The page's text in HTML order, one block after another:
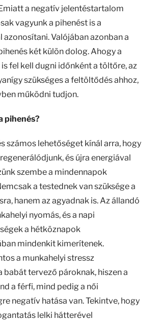
a negatív jelentéstartalom
vagyunk a pihenést is a
azonosítani. Valójában azonban a
két külön dolog. Ahogy a
fel kell dugni időnként a töltőre, az
szükséges a feltöltődés ahhoz,
működni tudjon.
pihenés?
számos lehetőséget kínál arra, hogy
és újra energiával
szembe a mindennapok
a testednek van szüksége a
hanem az agyadnak is. Az állandó
nyomás, és a napi
a hétköznapok
mindenkit kimerítenek.
a munkahelyi stressz
babát tervező pároknak, hiszen a
a férfi, mind pedig a női
negatív hatása van. Tekintve, hogy
lelki hátterével